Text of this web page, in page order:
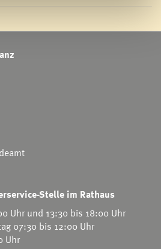
Stelle im Rathaus
Uhr und 13:30 bis 18:00 Uhr
07:30 bis 12:00 Uhr
Uhr